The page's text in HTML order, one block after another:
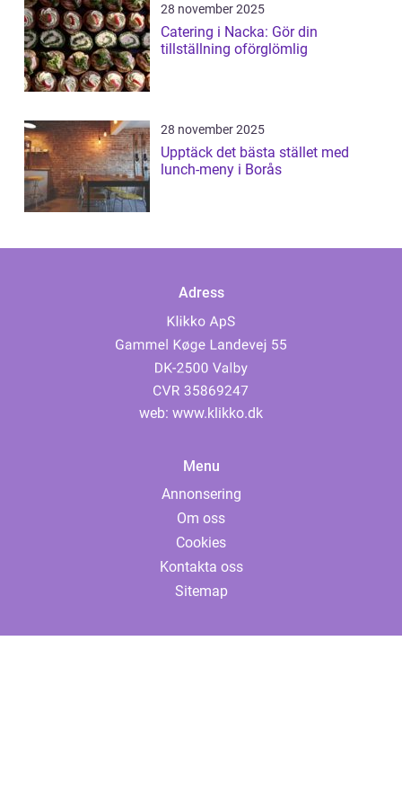
28 november 2025
Catering i Nacka: Gör din
tillställning oförglömlig
28 november 2025
Upptäck det bästa stället med
lunch-meny i Borås
Adress
web: www.klikko.dk
Menu
Annonsering
Om oss
Cookies
Kontakta oss
Sitemap